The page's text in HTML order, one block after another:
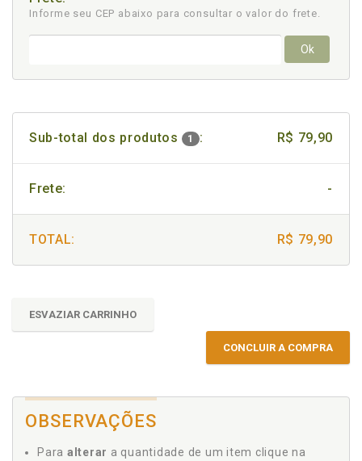
Informe seu CEP abaixo para consultar o valor do frete.
Ok
Sub-total dos produtos 1 : R$ 79,90
Frete: -
TOTAL: R$ 79,90
ESVAZIAR CARRINHO
CONCLUIR A COMPRA
OBSERVAÇÕES
Para alterar a quantidade de um item clique na